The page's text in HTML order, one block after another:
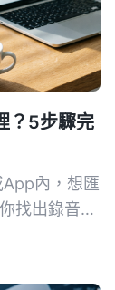
？5步驟完
內，想匯
找出錄音位